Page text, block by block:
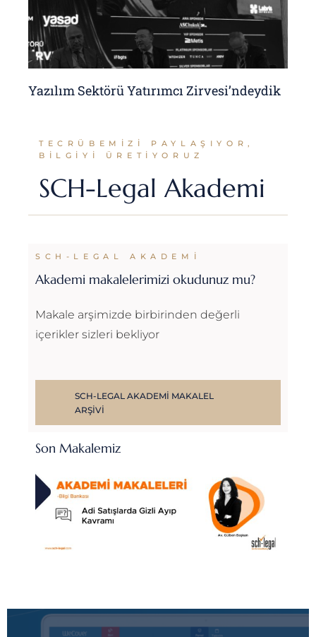
Yazılım Sektörü Yatırımcı Zirvesi’ndeydik
TECRÜBEMIZI PAYLAŞIYOR,
BILGIYI ÜRETIYORUZ
SCH-Legal Akademi
SCH-LEGAL AKADEMI
Akademi makalelerimizi okudunuz mu?
Makale arşimizde birbirinden değerli
içerikler sizleri bekliyor
SCH-LEGAL AKADEMI MAKALEL
ARŞIVI
Son Makalemiz